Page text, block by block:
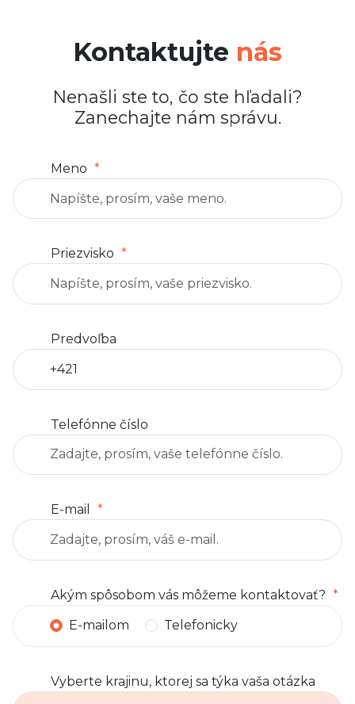
Kontaktujte nás
Nenašli ste to, čo ste hľadali?
Zanechajte nám správu.
Meno
Priezvisko
Predvoľba
Telefónne číslo
E-mail
Akým spôsobom vás môžeme kontaktovať?
E-mailom
Telefonicky
Vyberte krajinu, ktorej sa týka vaša otázka